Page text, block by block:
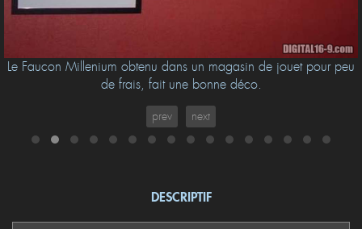
Le Faucon Millenium obtenu dans un magasin de jouet pour peu
de frais, fait une bonne déco.
prev next
DESCRIPTIF